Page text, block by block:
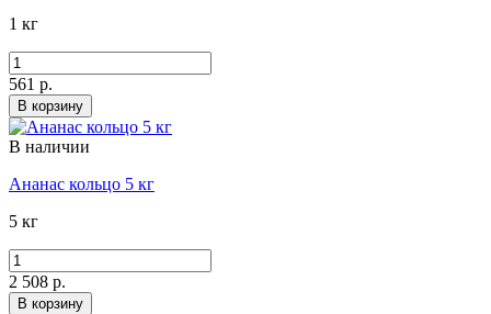
1 кг
561 р.
В корзину
В наличии
Ананас кольцо 5 кг
5 кг
2 508 р.
В корзину